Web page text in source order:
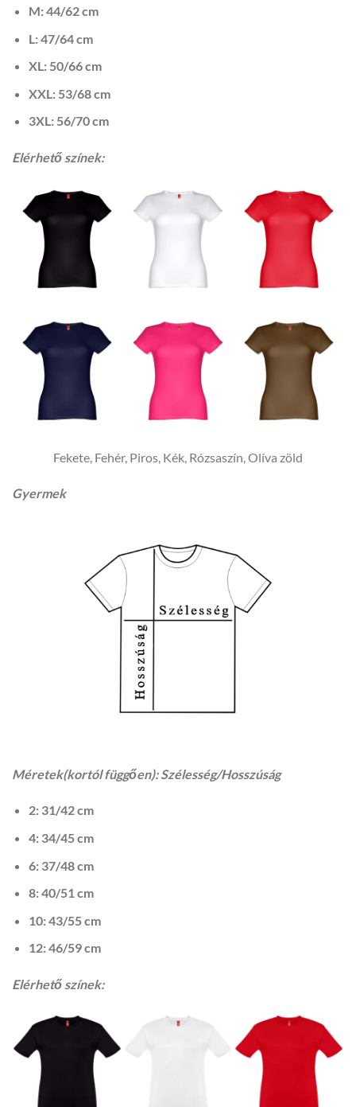
M: 44/62 cm
L: 47/64 cm
XL: 50/66 cm
XXL: 53/68 cm
3XL: 56/70 cm
Elérhető színek:
Fekete, Fehér, Piros, Kék, Rózsaszín, Olíva zöld
Gyermek
Méretek(kortól függően): Szélesség/Hosszúság
2: 31/42 cm
4: 34/45 cm
6: 37/48 cm
8: 40/51 cm
10: 43/55 cm
12: 46/59 cm
Elérhető színek: